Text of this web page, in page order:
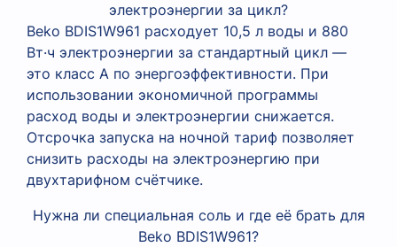
электроэнергии за цикл?
Beko BDIS1W961 расходует 10,5 л воды и 880
Вт·ч электроэнергии за стандартный цикл —
это класс А по энергоэффективности. При
использовании экономичной программы
расход воды и электроэнергии снижается.
Отсрочка запуска на ночной тариф позволяет
снизить расходы на электроэнергию при
двухтарифном счётчике.
Нужна ли специальная соль и где её брать для
Beko BDIS1W961?